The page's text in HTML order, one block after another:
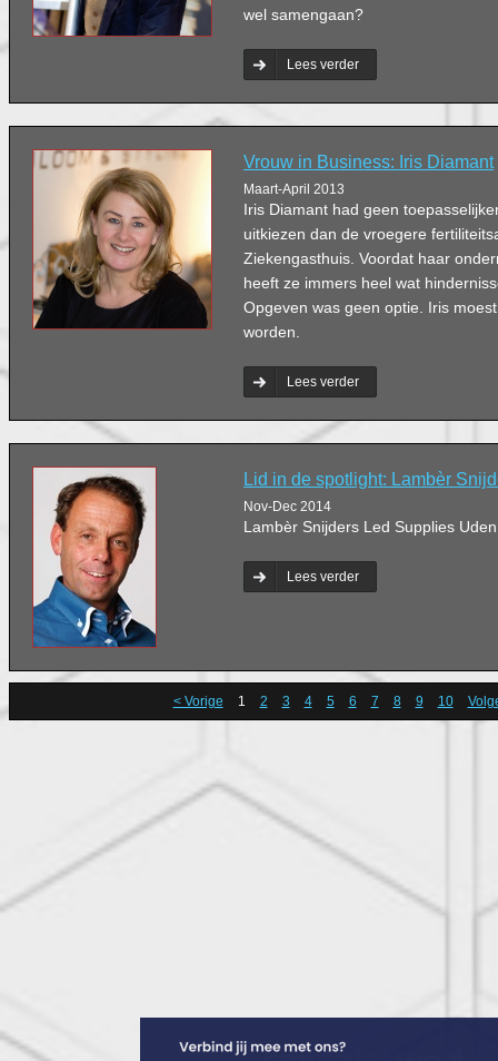
wel samengaan?
Lees verder
Vrouw in Business: Iris Diamant
Maart-April 2013
Iris Diamant had geen
uitkiezen dan de vroegere
Ziekengasthuis. Voordat haar
heeft ze immers heel wat
Opgeven was geen optie. Iris
worden.
Lees verder
Lid in de spotlight: Lambèr
Nov-Dec 2014
Lambèr Snijders Led Supplies Uden
Lees verder
< Vorige 1 2 3 4 5 6 7 8 9 10